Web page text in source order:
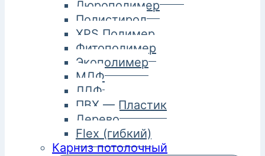
Дюрополимер
Полистирол
XPS Полимер
Фитополимер
Экополимер
МДФ
ЛДФ
ПВХ — Пластик
Дерево
Flex (гибкий)
Карниз потолочный